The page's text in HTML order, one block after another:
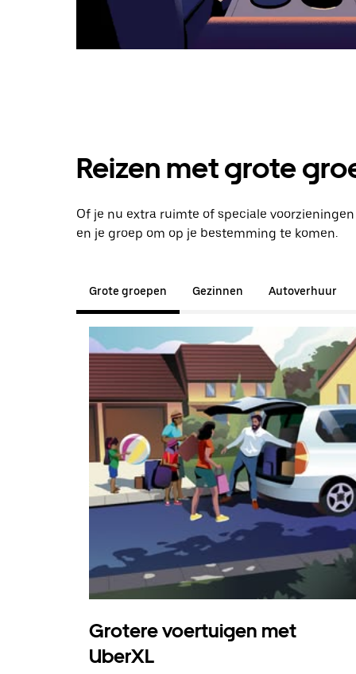
Reizen met grote
Of je nu extra ruimte of speciale
en je groep om op je bestemming te komen.
Grote groepen Gezinnen Autoverhuur
Grotere voertuigen met
UberXL